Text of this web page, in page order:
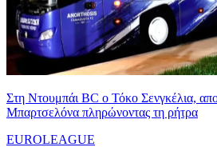
Στη Nτουμπάι BC ο Τόκο Σενγκέλια,
Μπαρτσελόνα πληρώνοντας τη ρήτρα
EUROLEAGUE